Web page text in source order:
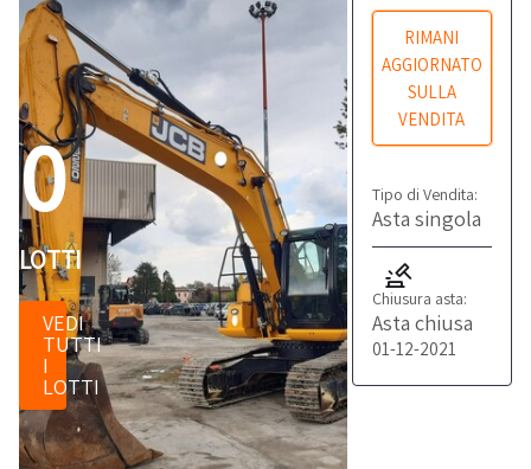
0
LOTTI
VEDI
TUTTI
I
LOTTI
RIMANI
AGGIORNATO
SULLA
VENDITA
Tipo di Vendita:
Asta singola
Chiusura asta:
Asta chiusa
01-12-2021